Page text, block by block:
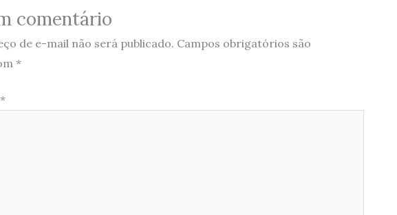
comentário
de e-mail não será publicado. Campos obrigatórios são
*
*